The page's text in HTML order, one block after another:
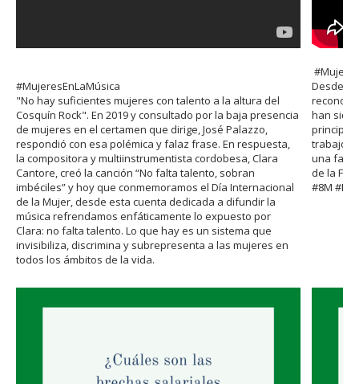
#MujeresEnLaMúsica
"No hay suficientes mujeres con talento a la altura del
Cosquín Rock". En 2019 y consultado por la baja presencia
de mujeres en el certamen que dirige, José Palazzo,
respondió con esa polémica y falaz frase. En respuesta,
la compositora y multiinstrumentista cordobesa, Clara
Cantore, creó la canción “No falta talento, sobran
imbéciles” y hoy que conmemoramos el Día Internacional
de la Mujer, desde esta cuenta dedicada a difundir la
música refrendamos enfáticamente lo expuesto por
Clara: no falta talento. Lo que hay es un sistema que
invisibiliza, discrimina y subrepresenta a las mujeres en
todos los ámbitos de la vida.
Desde
han sido
trabajo.
una
de la
#8M